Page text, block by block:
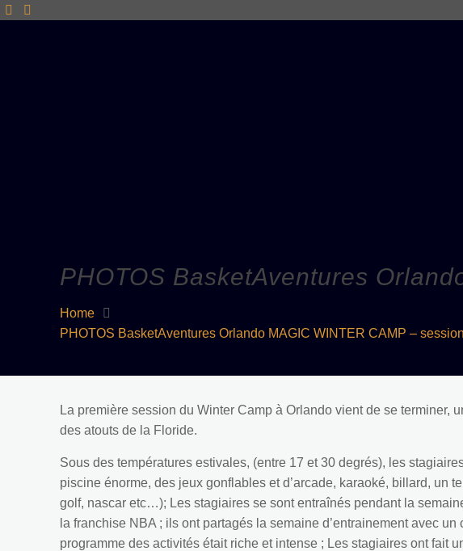
PHOTOS BasketAventures
Home
PHOTOS BasketAventures Orlando MAGIC WINTER CAMP –
La première session du Winter Camp à Orlando vient de se
des atouts de la Floride.
Sous des températures estivales, (entre 17 et 30 degrés), les
piscine énorme, des jeux gonflables et d’arcade, karaoké, billard, un
golf, nascar etc…); Les stagiaires se sont entraînés pendant la
la franchise NBA ; ils ont partagés la semaine d’entrainement avec
programme des activités était riche et intense ; Les stagiaires ont fait